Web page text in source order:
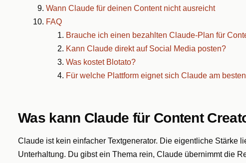
Wann Claude für deinen Content nicht ausreicht
FAQ
Brauche ich einen bezahlten Claude-Plan für
Kann Claude direkt auf Social Media posten?
Was kostet Blotato?
Für welche Plattform eignet sich Claude am
Was kann Claude für Content
Claude ist kein einfacher Textgenerator. Die eigentliche Stärke
Unterhaltung. Du gibst ein Thema rein, Claude übernimmt die